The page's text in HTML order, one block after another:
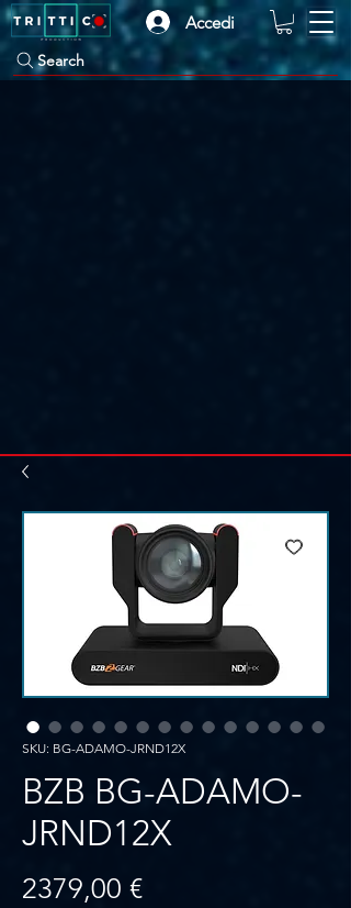
Accedi
Search
SKU: BG-ADAMO-JRND12X
BZB BG-ADAMO-
JRND12X
2379,00 €Prezzo